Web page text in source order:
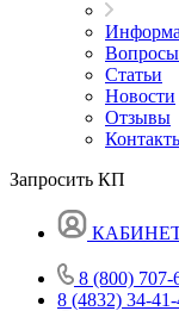
Статьи
Новости
Отзывы
Запросить КП
8 (800) 707-
8 (4832) 34-41-